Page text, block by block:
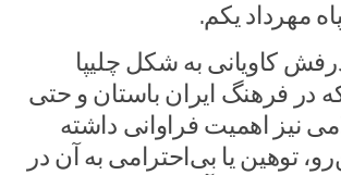
مهرداد یکم.
کاویانی به شکل چلیپا
در فرهنگ ایران باستان و حتی
نیز اهمیت فراوانی داشته
توهین یا بی‌احترامی به آن در